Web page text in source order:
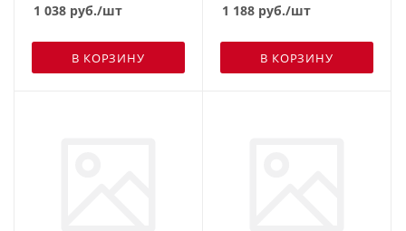
1 038 руб./шт
В КОРЗИНУ
1 188 руб./шт
В КОРЗИНУ